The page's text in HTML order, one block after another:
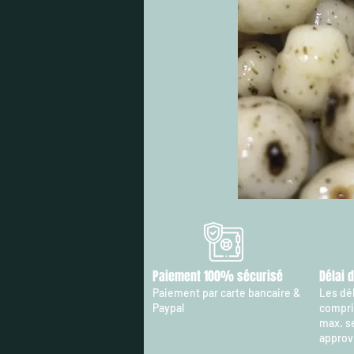
Paiement 100% sécurisé
Paiement par carte bancaire &
Paypal
Délai
Les
max.